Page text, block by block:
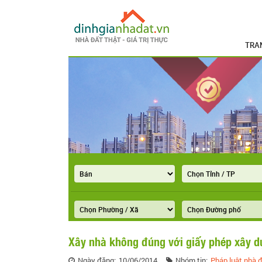
Xây nhà không đúng với giấy phép xây